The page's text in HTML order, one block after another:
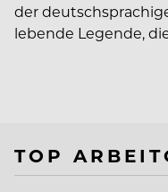
der
lebende Legende,
TOP